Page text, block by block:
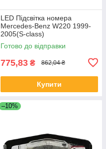
LED Підсвітка номера
Mercedes-Benz W220 1999-
2005(S-class)
Готово до відправки
775,83 ₴ 862,04 ₴
Купити
–10%